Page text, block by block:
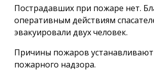
Пострадавших при пожаре нет.
оперативным действиям
эвакуировали двух человек.
Причины пожаров устанавливают
пожарного надзора.